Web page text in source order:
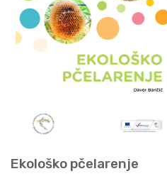
Ekološko pčelarenje